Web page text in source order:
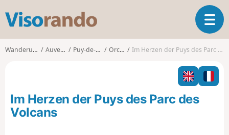
s
o
T
o
l
n
Wanderungen Auvergne Puy-de-Dôme Orcines Im Herzen der Puys des Parc des Volcans
Im Herzen der Puys des Parc des
Volcans